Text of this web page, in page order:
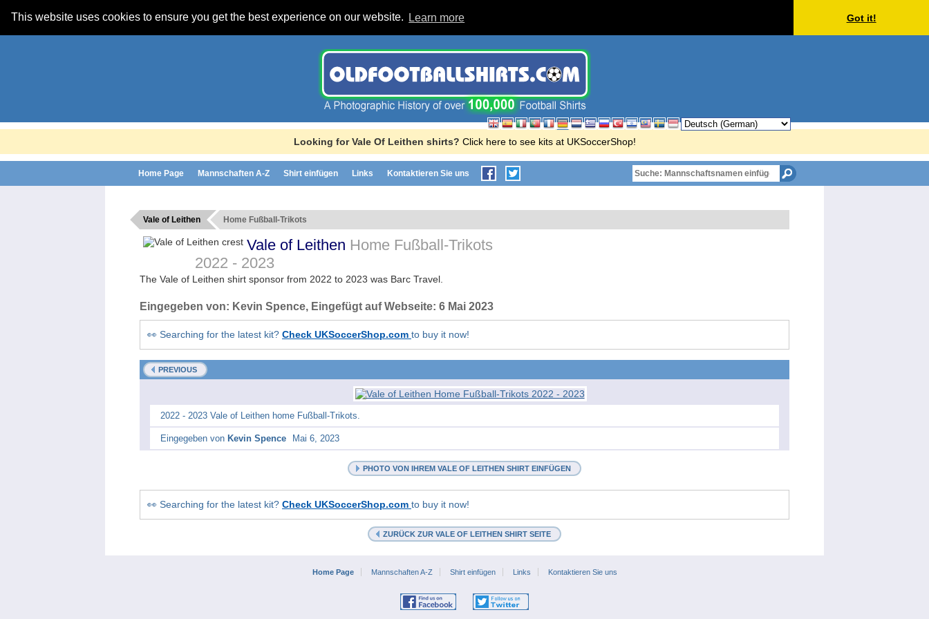
This website uses cookies to ensure you get the best experience on our website. Learn more Got it!
Looking for Vale Of Leithen shirts? Click here to see kits at UKSoccerShop!
Home Page Mannschaften A-Z Shirt einfügen Links Kontaktieren Sie uns
Vale of Leithen Home Fußball-Trikots
Vale of Leithen Home Fußball-Trikots
2022 - 2023
The Vale of Leithen shirt sponsor from 2022 to 2023 was Barc Travel.
Eingegeben von: Kevin Spence, Eingefügt auf Webseite: 6 Mai 2023
👀 Searching for the latest kit? Check UKSoccerShop.com to buy it now!
PREVIOUS
2022 - 2023 Vale of Leithen home Fußball-Trikots.
Eingegeben von Kevin Spence Mai 6, 2023
PHOTO VON IHREM VALE OF LEITHEN SHIRT EINFÜGEN
👀 Searching for the latest kit? Check UKSoccerShop.com to buy it now!
ZURÜCK ZUR VALE OF LEITHEN SHIRT SEITE
Home Page Mannschaften A-Z Shirt einfügen Links Kontaktieren Sie uns